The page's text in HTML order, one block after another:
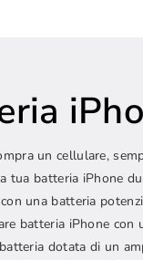
un cellulare,
tua batteria iPhone
una batteria
batteria iPhone
dotata di un